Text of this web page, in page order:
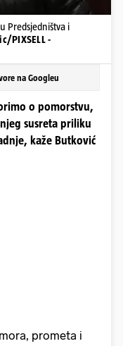
Predsjedništva i
PIXSELL -
na Googleu
o pomorstvu,
susreta priliku
kaže Butković
prometa i